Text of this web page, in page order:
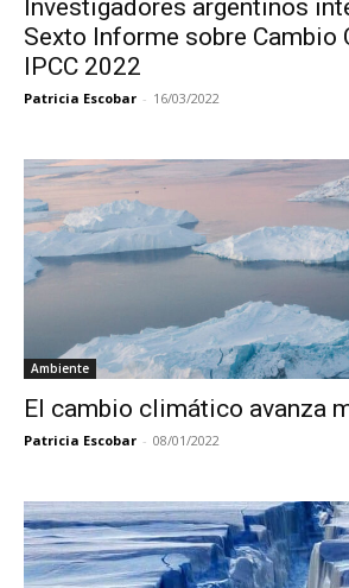
Investigadores argentinos
Sexto Informe sobre Cambio
IPCC 2022
Patricia Escobar - 16/03/2022
Ambiente
El cambio climático avanza
Patricia Escobar - 08/01/2022